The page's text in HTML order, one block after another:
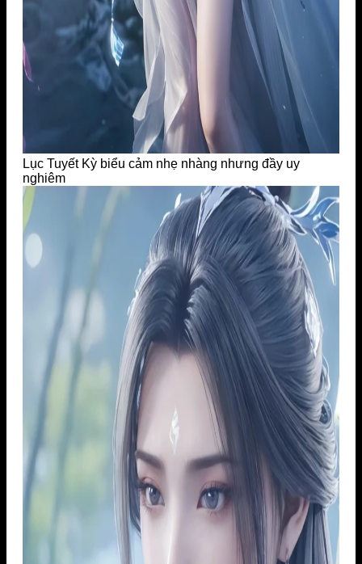
Lục Tuyết Kỳ biểu cảm nhẹ nhàng nhưng đầy uy
nghiêm